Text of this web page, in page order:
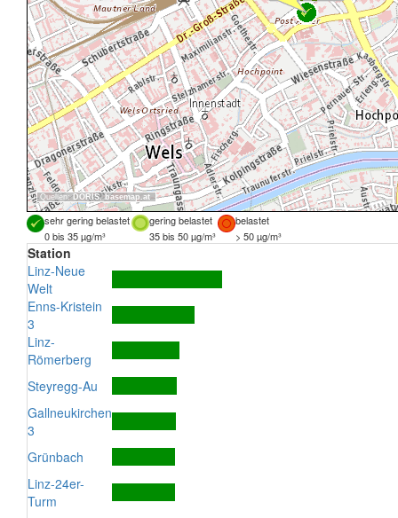
Quellen: DORIS, basemap.at
sehr gering belastet gering belastet
belastet
0 bis 35 µg/m³
35 bis 50 µg/m³ > 50 µg/m³
Station
Linz-Neue
Welt
Enns-Kristein
3
Linz-
Römerberg
Steyregg-Au
Gallneukirchen
3
Grünbach
Linz-24er-
Turm